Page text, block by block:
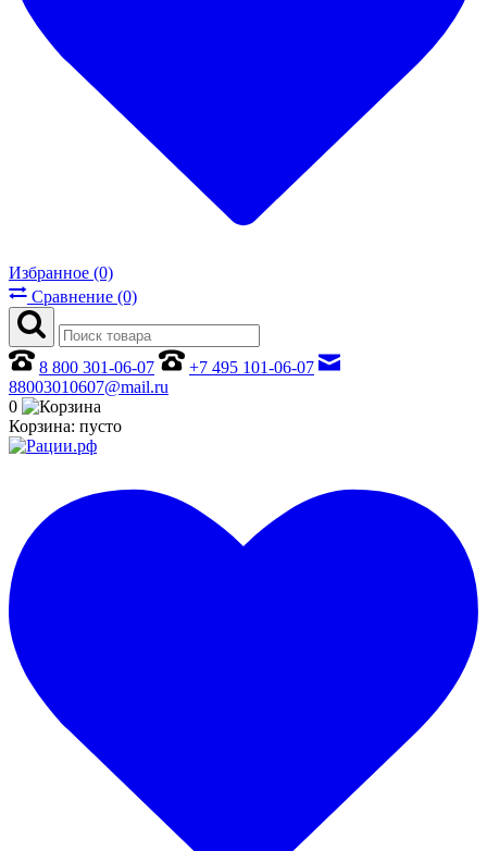
Избранное (0)
Сравнение (0)
8 800 301-06-07
+7 495 101-06-07
88003010607@mail.ru
0
Корзина: пусто